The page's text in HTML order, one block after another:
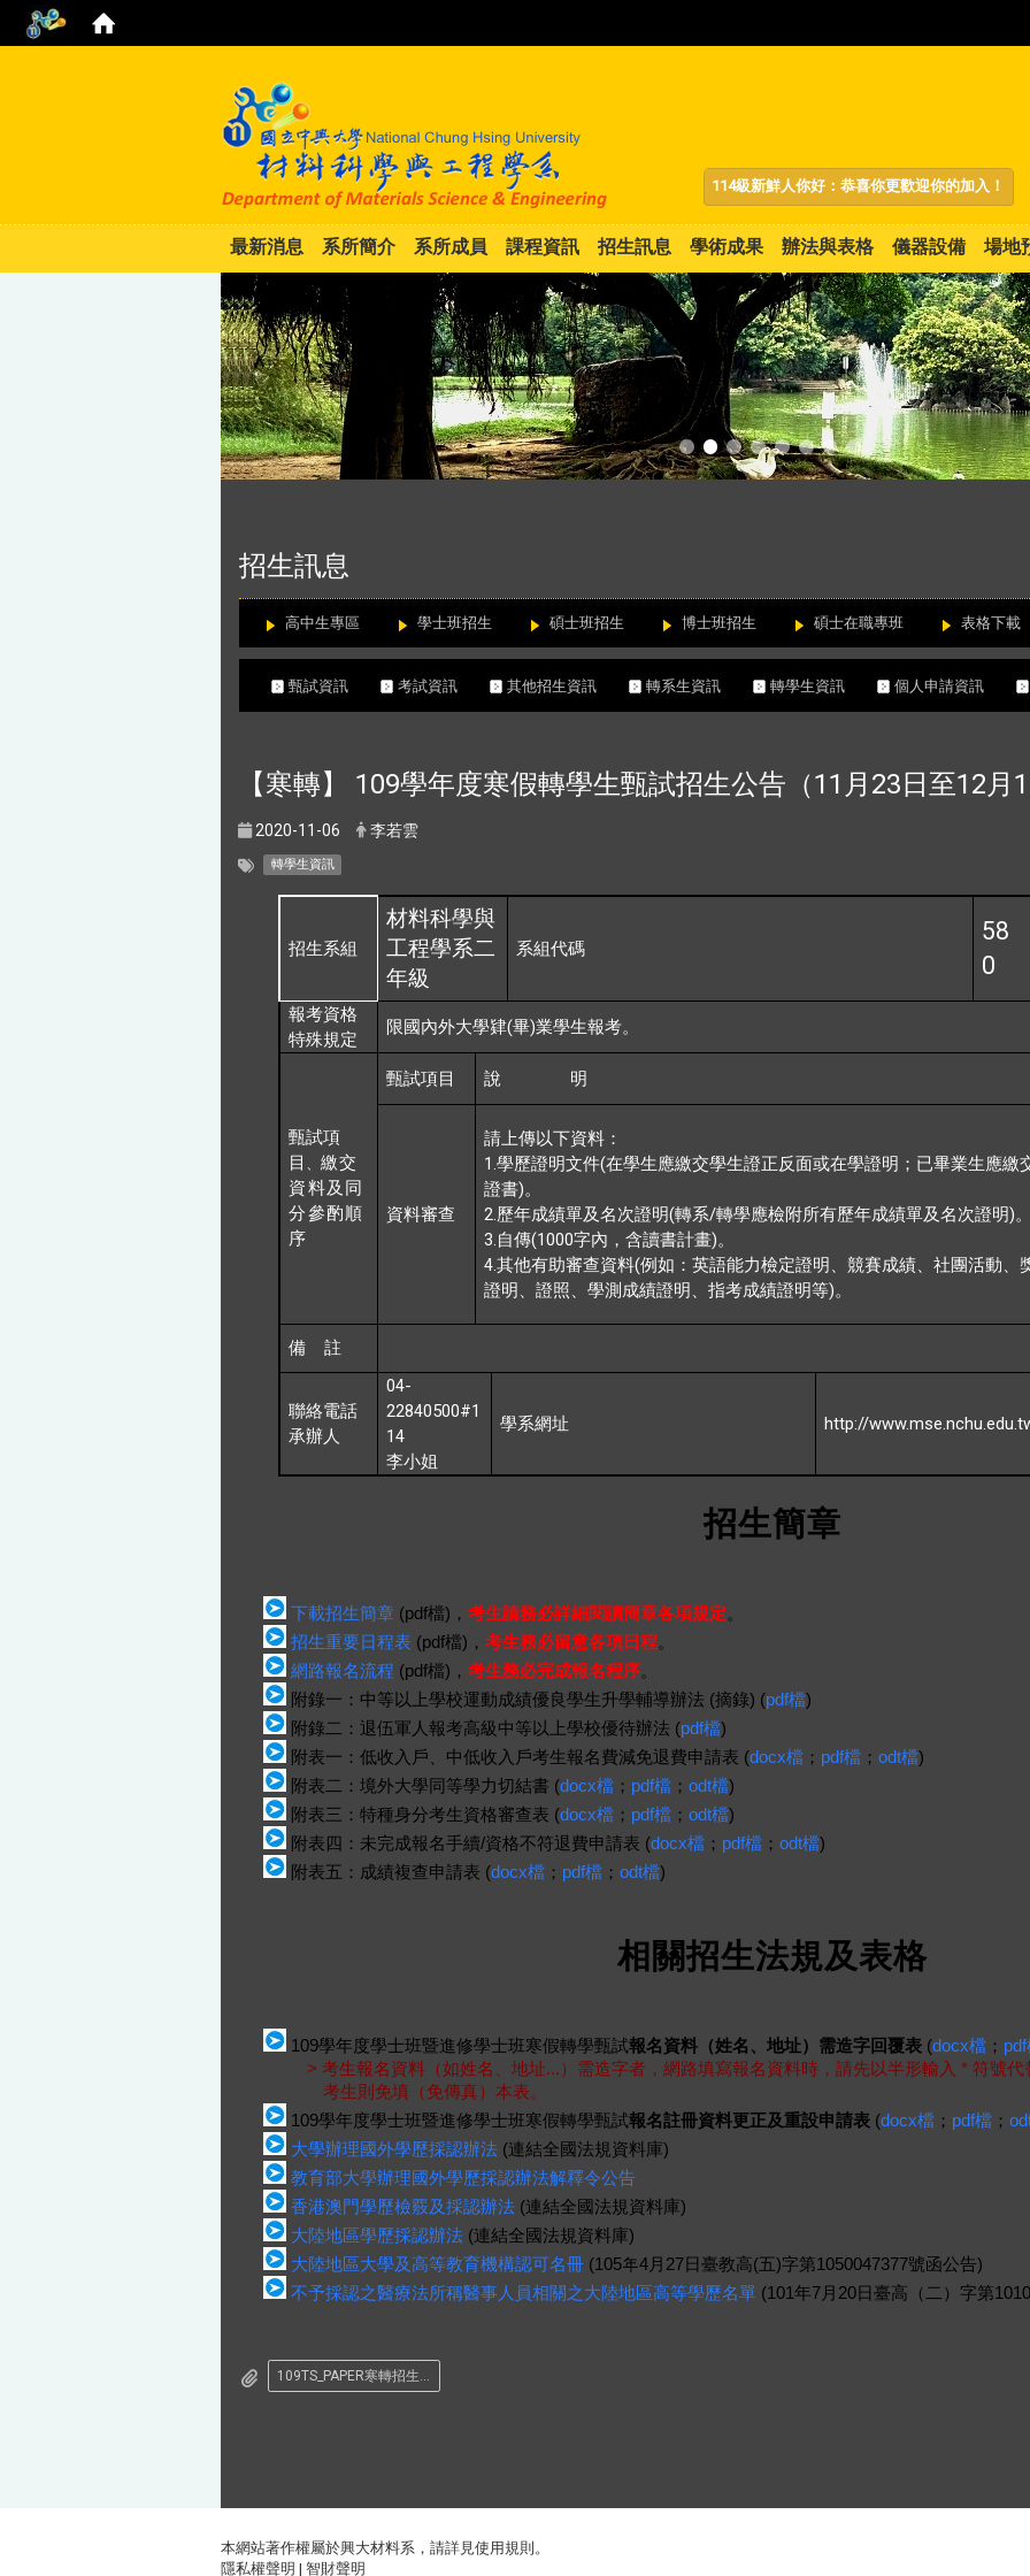
114級新鮮人你好：恭喜你更歡迎你的加入！
最新消息 系所簡介 系所成員 課程資訊 招生訊息 學術成果 辦法與表格 儀器設備 場地
招生訊息
高中生專區 學士班招生 碩士班招生 博士班招生 碩士在職專班 表格下載
甄試資訊 考試資訊 其他招生資訊 轉系生資訊 轉學生資訊 個人申請資訊
【寒轉】 109學年度寒假轉學生甄試招生公告（11月23日至12月
2020-11-06 李若雲
轉學生資訊
招生系組
材料科學與
工程學系二
年級
系組代碼
58
0
報考資格
特殊規定
限國內外大學肄(畢)業學生報考。
甄試項
目 、 繳交
資料及同
分參酌順
序
甄試項目 說 明
資料審查
請上傳以下資料：
1.學歷證明文件(在學生應繳交學生證正反面或在學證明；已畢業生應繳
證書)。
2.歷年成績單及名次證明(轉系/轉學應檢附所有歷年成績單及名次證明)。
3.自傳(1000字內，含讀書計畫)。
4.其他有助審查資料(例如：英語能力檢定證明、競賽成績、社團活動、
證明、證照、學測成績證明、指考成績證明等)。
備 註
聯絡電話
承辦人
04-
22840500#1
14
李小姐
學系網址 http://
招生簡章
下載招生簡章 (pdf檔)， 考生請務必詳細閱讀簡章各項規定。
招生重要日程表 (pdf檔)， 考生務必留意各項日程。
網路報名流程 (pdf檔)， 考生務必完成報名程序。
附錄一：中等以上學校運動成績優良學生升學輔導辦法 (摘錄) (pdf檔)
附錄二：退伍軍人報考高級中等以上學校優待辦法 (pdf檔)
附表一：低收入戶、中低收入戶考生報名費減免退費申請表 (docx檔 ； pdf檔 ； odt檔)
附表二：境外大學同等學力切結書 (docx檔 ； pdf檔 ； odt檔)
附表三：特種身分考生資格審查表 (docx檔 ； pdf檔 ； odt檔)
附表四：未完成報名手續/資格不符退費申請表 (docx檔 ； pdf檔 ； odt檔)
附表五：成績複查申請表 (docx檔 ； pdf檔 ； odt檔)
相關招生法規及表格
109學年度學士班暨進修學士班寒假轉學甄試報名資料（姓名、地址）需造字回覆表 (docx檔 ；
> 考生報名資料（如姓名、地址...）需造字者，網路填寫報名資料時，請先以半形輸入 * 符號
考生則免填（免傳真）本表。
109學年度學士班暨進修學士班寒假轉學甄試報名註冊資料更正及重設申請表 (docx檔 ； pdf檔 ；
大學辦理國外學歷採認辦法 (連結全國法規資料庫)
教育部大學辦理國外學歷採認辦法解釋令公告
香港澳門學歷檢覈及採認辦法 (連結全國法規資料庫)
大陸地區學歷採認辦法 (連結全國法規資料庫)
大陸地區大學及高等教育機構認可名冊 (105年4月27日臺教高(五)字第1050047377號函公告)
不予採認之醫療法所稱醫事人員相關之大陸地區高等學歷名單 (101年7月20日臺高（二）字第
109TS_PAPER寒轉招生簡章
本網站著作權屬於興大材料系，請詳見 使用規則 。
隱私權聲明 | 智財聲明